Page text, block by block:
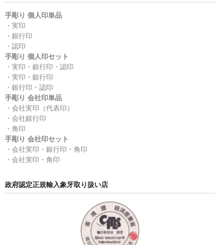
手彫り 個人印単品
・実印
・銀行印
・認印
手彫り 個人印セット
・実印・銀行印・認印
・実印・銀行印
・銀行印・認印
手彫り 会社印単品
・会社実印（代表印）
・会社銀行印
・角印
手彫り 会社印セット
・会社実印・銀行印・角印
・会社実印・角印
政府認定正規輸入象牙取り扱い店